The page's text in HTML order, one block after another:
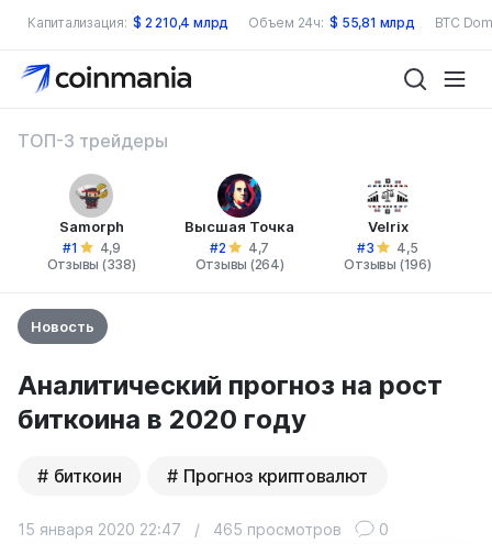
Капитализация: $ 2 210,4 млрд Объем 24ч: $ 55,81 млрд BTC
ТОП-3 трейдеры
Samorph
#1
4,9
Отзывы (338)
Высшая Точка
#2
4,7
Отзывы (264)
Velrix
#3
4,5
Отзывы (196)
Новость
Аналитический прогноз на рост
биткоина в 2020 году
биткоин Прогноз криптовалют
15 января 2020 22:47 / 465 просмотров 0